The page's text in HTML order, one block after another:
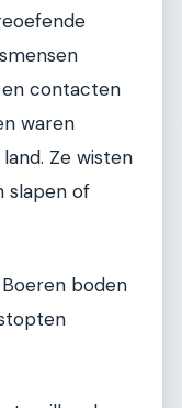
contacten
waren
Ze wisten
slapen of
boden